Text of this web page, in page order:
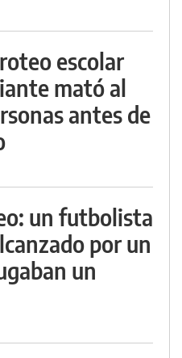
escolar
mató al
antes de
un futbolista
por un
un